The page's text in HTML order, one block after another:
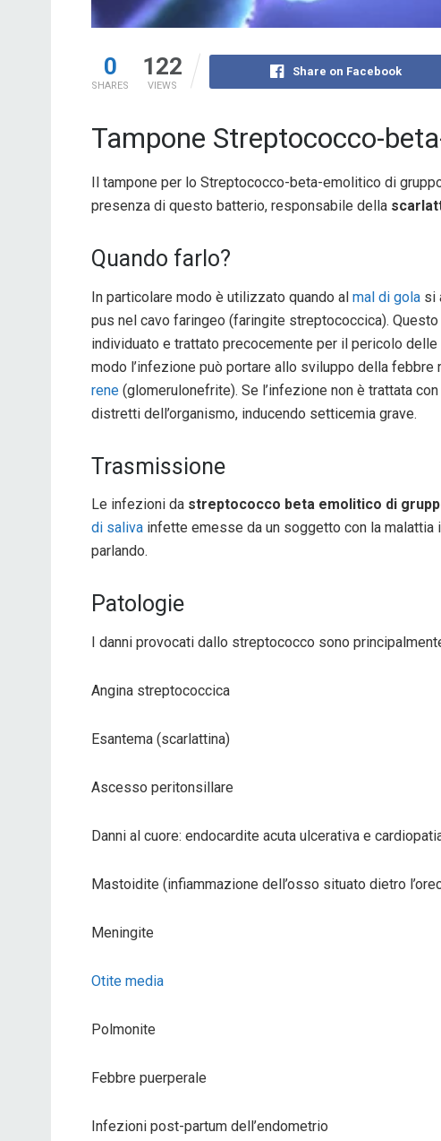
0
SHARES
122
VIEWS
Share on Facebook
Tampone Streptococco-
Il tampone per lo Streptococco-beta-emolitico di
presenza di questo batterio, responsabile della
Quando farlo?
In particolare modo è utilizzato quando al mal di gola si
pus nel cavo faringeo (faringite streptococcica).
individuato e trattato precocemente per il pericolo
modo l’infezione può portare allo sviluppo della febbre
rene (glomerulonefrite). Se l’infezione non è trattata
distretti dell’organismo, inducendo setticemia grave.
Trasmissione
Le infezioni da streptococco beta emolitico di
di saliva infette emesse da un soggetto con la malattia
parlando.
Patologie
I danni provocati dallo streptococco sono
Angina streptococcica
Esantema (scarlattina)
Ascesso peritonsillare
Danni al cuore: endocardite acuta ulcerativa e
Mastoidite (infiammazione dell’osso situato dietro
Meningite
Otite media
Polmonite
Febbre puerperale
Infezioni post-partum dell’endometrio